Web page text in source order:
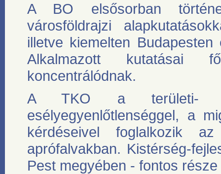
A BO elsősorban
városföldrajzi
illetve kiemelten
Alkalmazott kutatásai
koncentrálódnak.
A TKO a területi-
esélyegyenlőtlenséggel, a
kérdéseivel foglalkozik
aprófalvakban. Kistérség-
Pest megyében - fontos